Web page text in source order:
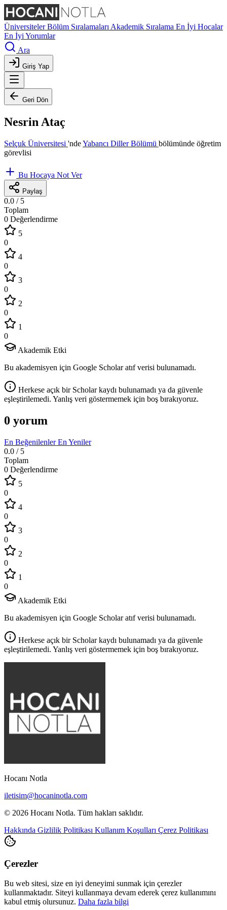
ÜniversitelerBölüm Sıralamaları Akademik Sıralama En İyi Hocalar
En İyi Yorumlar
Ara
Giriş Yap
Geri Dön
Nesrin Ataç
Selçuk Üniversitesi 'ndeYabancı Diller Bölümü bölümünde öğretim
görevlisi
Bu Hocaya Not Ver
Paylaş
0.0 / 5
Toplam
0 Değerlendirme
5
0
4
0
3
0
2
0
1
0
Akademik Etki
Bu akademisyen için Google Scholar atıf verisi bulunamadı.
Herkese açık bir Scholar kaydı bulunamadı ya da güvenle
eşleştirilemedi. Yanlış veri göstermemek için boş bırakıyoruz.
0 yorum
En BeğenilenlerEn Yeniler
0.0 / 5
Toplam
0 Değerlendirme
5
0
4
0
3
0
2
0
1
0
Akademik Etki
Bu akademisyen için Google Scholar atıf verisi bulunamadı.
Herkese açık bir Scholar kaydı bulunamadı ya da güvenle
eşleştirilemedi. Yanlış veri göstermemek için boş bırakıyoruz.
Hocanı Notla
iletisim@hocaninotla.com
© 2026 Hocanı Notla. Tüm hakları saklıdır.
Hakkında Gizlilik Politikası Kullanım Koşulları Çerez Politikası
Çerezler
Bu web sitesi, size en iyi deneyimi sunmak için çerezler
kullanmaktadır. Siteyi kullanmaya devam ederek çerez kullanımını
kabul etmiş olursunuz. Daha fazla bilgi